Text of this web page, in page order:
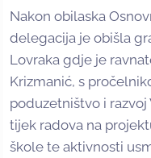
Nakon obilaska
delegacija je obišla
Lovraka gdje je
Krizmanić, s
poduzetništvo i
tijek radova na
škole te aktivnosti